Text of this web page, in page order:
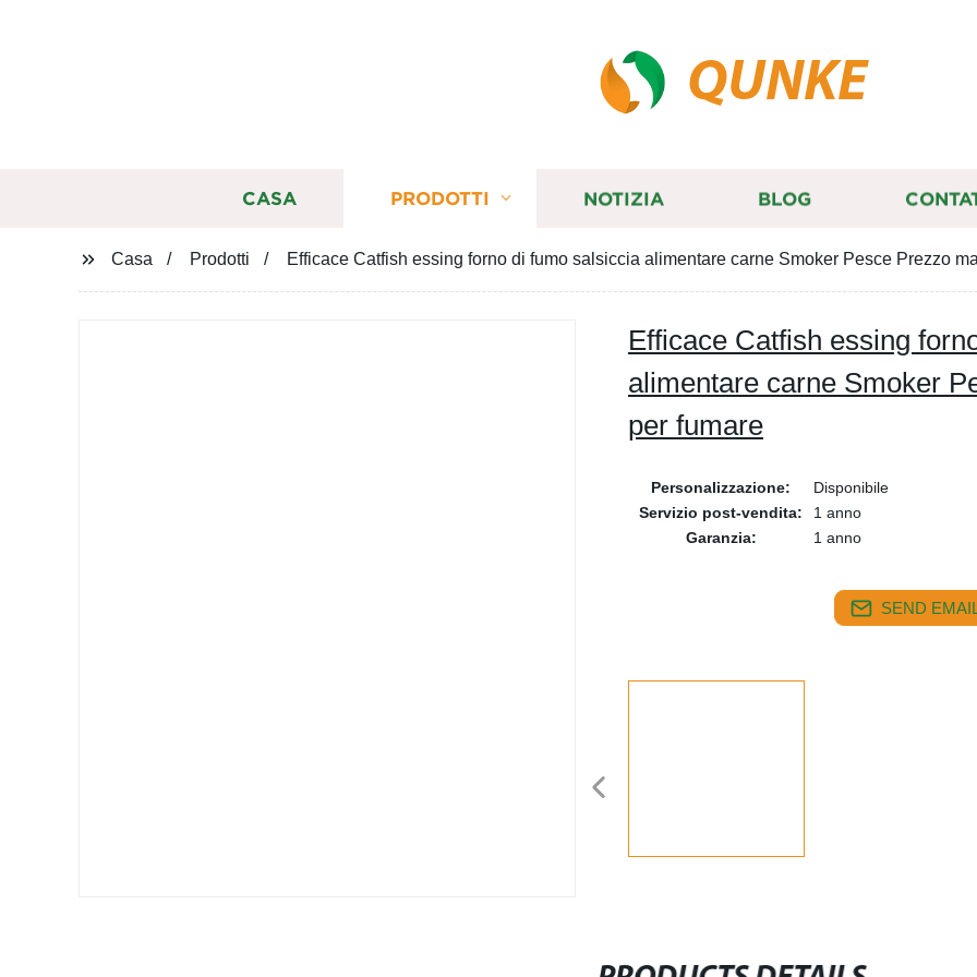
QUNKE
CASA PRODOTTI NOTIZIA BLOG
Casa Prodotti Efficace Catfish essing forno di fumo salsiccia alimentare carne Smoker Pesce Prezzo
Efficace Catfish essing
alimentare carne Smoker
per fumare
Personalizzazione:
Disponibile
Servizio post-vendita:
1 anno
Garanzia:
1 anno
SEND